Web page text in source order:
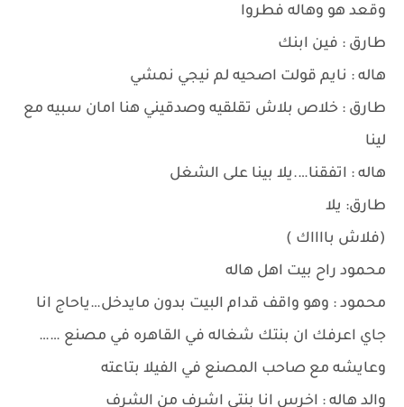
وقعد هو وهاله فطروا
طارق : فين ابنك
هاله : نايم قولت اصحيه لم نيجي نمشي
طارق : خلاص بلاش تقلقيه وصدقيني هنا امان سبيه مع
لينا
هاله : اتفقنا….يلا بينا على الشغل
طارق: يلا
(فلاش بااااك )
محمود راح بيت اهل هاله
محمود : وهو واقف قدام البيت بدون مايدخل…ياحاج انا
جاي اعرفك ان بنتك شغاله في القاهره في مصنع ……
وعايشه مع صاحب المصنع في الفيلا بتاعته
والد هاله : اخرس انا بنتي اشرف من الشرف